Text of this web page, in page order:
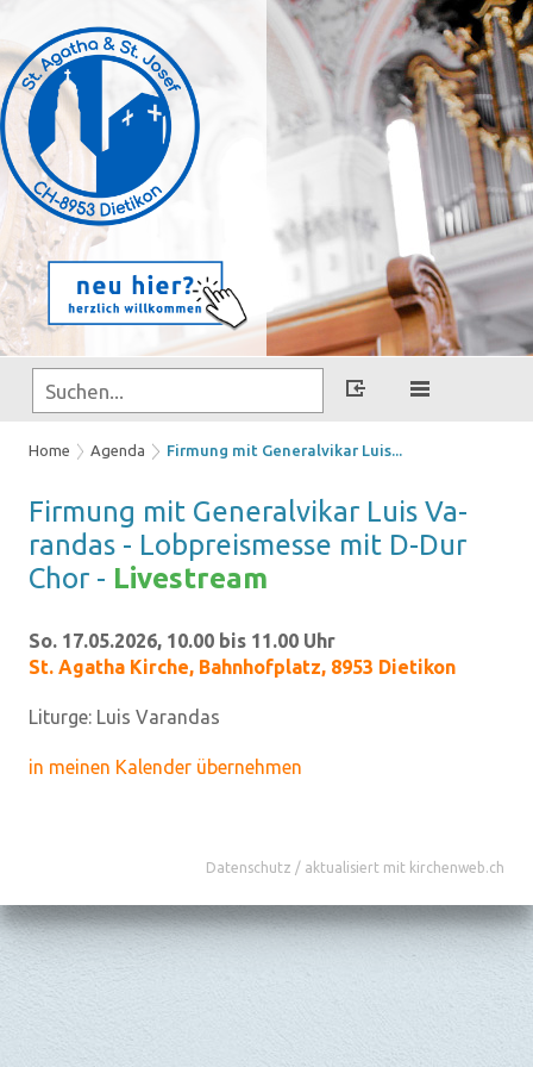
Home Agenda Firmung mit Generalvikar Luis...
Fir­mung mit Ge­ne­ral­vi­kar Luis Va­
ran­das - Lob­preis­mes­se mit D-Dur
Chor - Live­stream
So. 17.05.2026, 10.00 bis 11.00 Uhr
St. Agatha Kirche, Bahnhofplatz, 8953 Dietikon
Liturge: Luis Varandas
in meinen Kalender übernehmen
Datenschutz / aktualisiert mit kirchenweb.ch